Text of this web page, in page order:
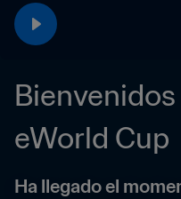
Bienvenidos
eWorld Cup
Ha llegado el